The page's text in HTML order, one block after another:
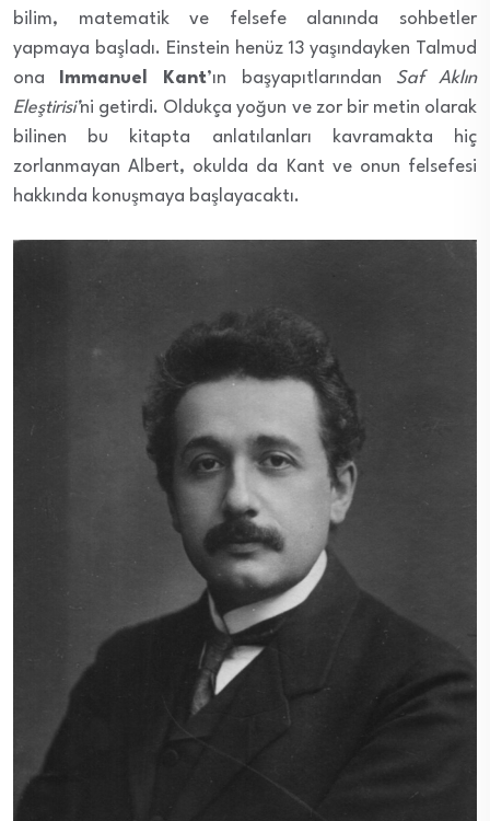
bilim, matematik ve felsefe alanında sohbetler
yapmaya başladı. Einstein henüz 13 yaşındayken Talmud
ona
Immanuel Kant’ın başyapıtlarından Saf Aklın
Eleştirisi’ni getirdi. Oldukça yoğun ve zor bir metin olarak
bilinen bu kitapta anlatılanları kavramakta hiç
zorlanmayan Albert, okulda da Kant ve onun felsefesi
hakkında konuşmaya başlayacaktı.